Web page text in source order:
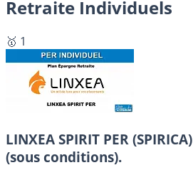
Retraite Individuels
🥇 1
LINXEA SPIRIT PER (SPIRICA)
(sous conditions).